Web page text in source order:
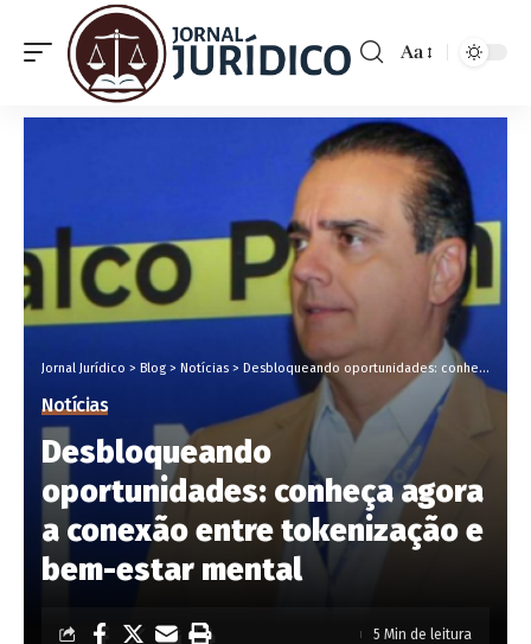
Aa
Jornal Jurídico > Blog > Notícias > Desbloqueando oportunidades: conheça agora a conexão entre tokenização e bem-estar mental
Notícias
Desbloqueando
oportunidades: conheça agora
a conexão entre tokenização e
bem-estar mental
5 Min de leitura